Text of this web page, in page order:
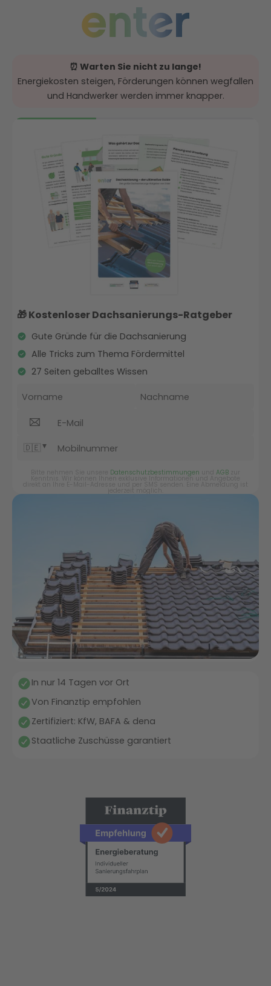
⏰ Warten Sie nicht zu lange!
Energiekosten steigen, Förderungen können wegfallen
und Handwerker werden immer knapper.
In nur 14 Tagen vor Ort
Von Finanztip empfohlen
Zertifiziert: KfW, BAFA & dena
Staatliche Zuschüsse garantiert